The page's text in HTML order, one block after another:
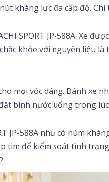
lực đa cấp độ. Chi
SPORT JP-588A. Xe
khỏe với nguyên liệu
mọi vóc dáng. Bánh xe
bình nước uống trong
JP-588A như có núm
tim để kiểm soát tình